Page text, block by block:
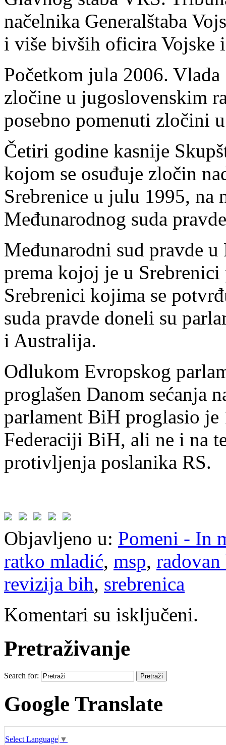
načelnika Generalštaba
i više bivših oficira Vojske
Početkom jula 2006.
zločine u jugoslovenskim
posebno pomenuti zločini
Četiri godine kasnije
kojom se osuđuje zločin
Srebrenice u julu 1995, na
Međunarodnog suda
Međunarodni sud pravde
prema kojoj je u
Srebrenici kojima se
suda pravde doneli su
i Australija.
Odlukom Evropskog
proglašen Danom sećanja
parlament BiH proglasio je
Federaciji BiH, ali ne i na
protivljenja poslanika RS.
Objavljeno u: Pomeni - In
ratko mladić, msp,
revizija bih, srebrenica
Komentari su isključeni.
Pretraživanje
Search for:
Google Translate
Select Language ▼